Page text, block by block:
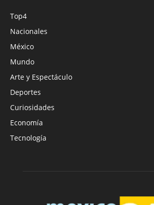
Top4
Nacionales
México
Mundo
Arte y Espectáculo
Deportes
Curiosidades
Economía
Tecnología